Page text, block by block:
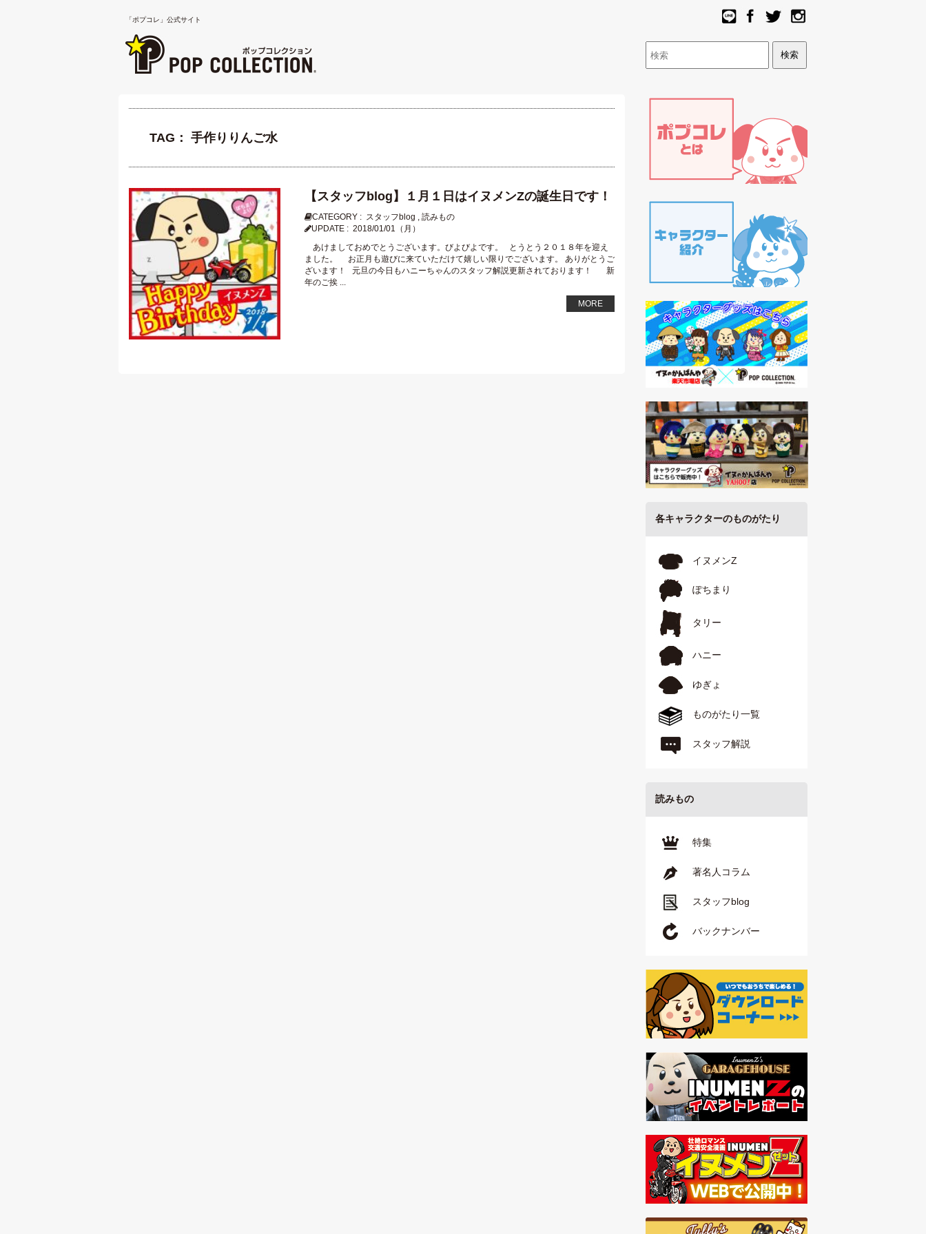
「ポプコレ」公式サイト
TAG： 手作りりんご水
【スタッフblog】１月１日はイヌメンZの誕生日です！
CATEGORY : スタッフblog , 読みもの
UPDATE : 2018/01/01（月）
あけましておめでとうございます。びよびよです。 とうとう２０１８年を迎え
ました。 お正月も遊びに来ていただけて嬉しい限りでございます。 ありがとうご
ざいます！ 元旦の今日もハニーちゃんのスタッフ解説更新されております！ 新
年のご挨 ...
MORE
各キャラクターのものがたり
イヌメンZ
ぽちまり
タリー
ハニー
ゆぎょ
ものがたり一覧
スタッフ解説
読みもの
特集
著名人コラム
スタッフblog
バックナンバー